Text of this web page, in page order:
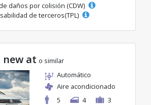
daños por colisión (CDW)
de terceros(TPL)
new at o similar
Automático
Aire acondicionado
5
4 3